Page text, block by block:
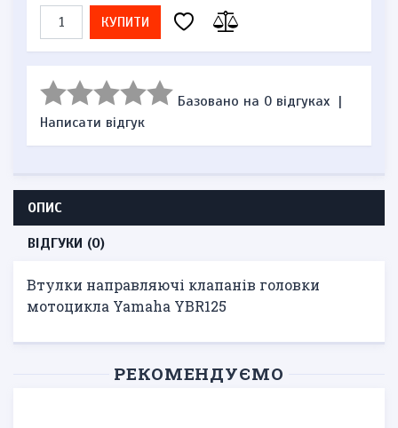
КУПИТИ
Базовано на 0 відгуках |
Написати відгук
ОПИС
ВІДГУКИ (0)
Втулки направляючі клапанів головки
мотоцикла Yamaha YBR125
РЕКОМЕНДУЄМО